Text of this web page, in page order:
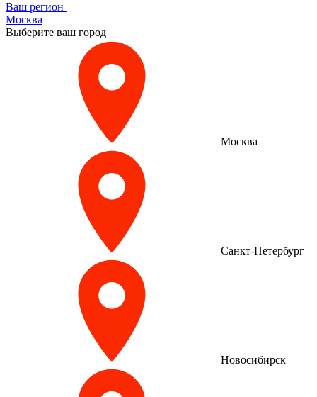
Ваш регион
Москва
Выберите ваш город
Москва
Санкт-Петербург
Новосибирск